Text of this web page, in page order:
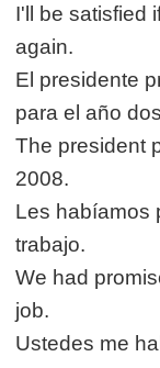
I'll be satisfied
again.
El presidente
para el año
The president
2008.
Les habíamos
trabajo.
We had
job.
Ustedes me